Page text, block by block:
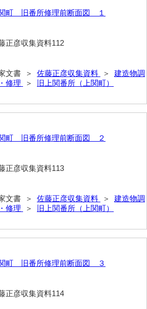
（周南市）
史料
（島根県）
収集史料
書（防府市）
（阿東町）
書（山口市吉敷）
関町 旧番所修理前断面図 １
正彦収集資料112
文書 ＞ 佐藤正彦収集資料 ＞ 建造物調
修理
＞ 旧上関番所（上関町）
関町 旧番所修理前断面図 ２
正彦収集資料113
文書 ＞ 佐藤正彦収集資料 ＞ 建造物調
修理
＞ 旧上関番所（上関町）
関町 旧番所修理前断面図 ３
正彦収集資料114